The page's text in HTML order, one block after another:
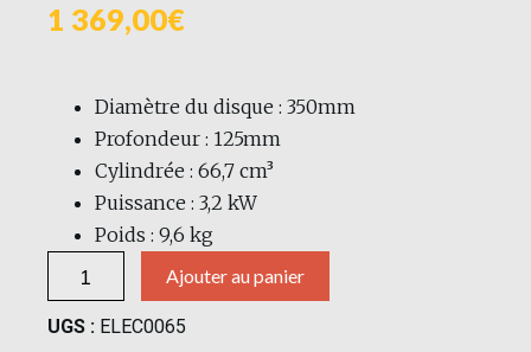
1 369,00
Diamètre du disque : 350mm
Profondeur : 125mm
Cylindrée : 66,7 cm³
Puissance : 3,2 kW
Poids : 9,6 kg
Ajouter au panier
UGS : ELEC0065